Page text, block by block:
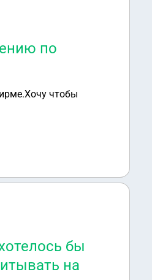
по
чтобы
бы
на